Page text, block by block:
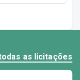
as licitações